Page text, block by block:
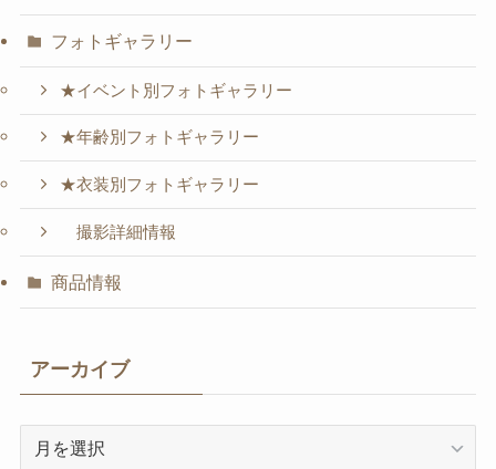
フォトギャラリー
★イベント別フォトギャラリー
★年齢別フォトギャラリー
★衣装別フォトギャラリー
撮影詳細情報
商品情報
アーカイブ